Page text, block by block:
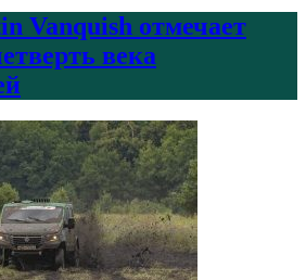
Vanquish отмечает
века